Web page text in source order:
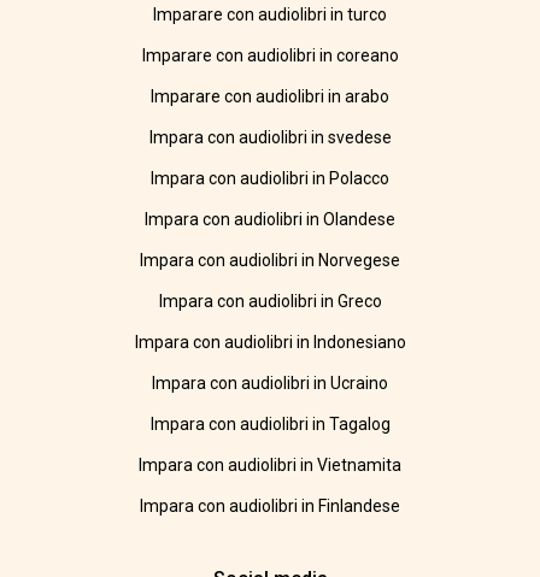
Imparare con audiolibri in turco
Imparare con audiolibri in coreano
Imparare con audiolibri in arabo
Impara con audiolibri in svedese
Impara con audiolibri in Polacco
Impara con audiolibri in Olandese
Impara con audiolibri in Norvegese
Impara con audiolibri in Greco
Impara con audiolibri in Indonesiano
Impara con audiolibri in Ucraino
Impara con audiolibri in Tagalog
Impara con audiolibri in Vietnamita
Impara con audiolibri in Finlandese